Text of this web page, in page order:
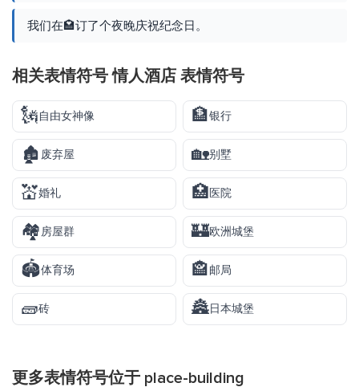
我们在🏩订了个夜晚庆祝纪念日。
相关表情符号 情人酒店 表情符号
🗽自由女神像 🏦银行
🏚️ 废弃屋 🏡别墅
💒婚礼 🏥医院
🏘️房屋群 🏰欧洲城堡
🏟️体育场 🏤邮局
🧱砖 🏯日本城堡
更多表情符号位于 place-building